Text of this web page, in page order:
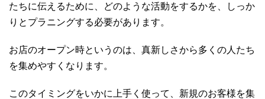
たちに伝えるために、どのような活動をするかを、しっか
りとプラニングする必要があります。
お店のオープン時というのは、真新しさから多くの人たち
を集めやすくなります。
このタイミングをいかに上手く使って、新規のお客様を集